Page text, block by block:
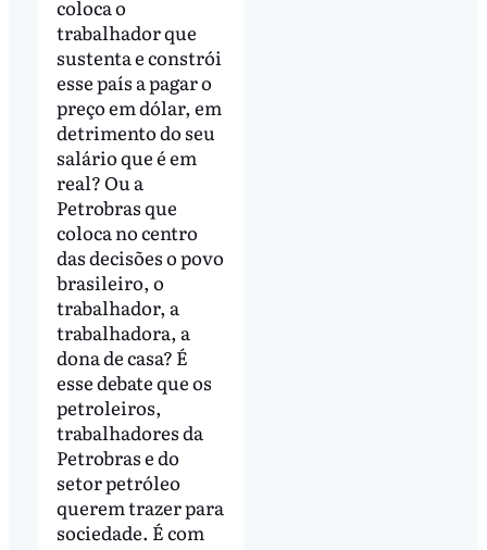
coloca o
trabalhador que
sustenta e constrói
esse país a pagar o
preço em dólar, em
detrimento do seu
salário que é em
real? Ou a
Petrobras que
coloca no centro
das decisões o povo
brasileiro, o
trabalhador, a
trabalhadora, a
dona de casa? É
esse debate que os
petroleiros,
trabalhadores da
Petrobras e do
setor petróleo
querem trazer para
sociedade. É com